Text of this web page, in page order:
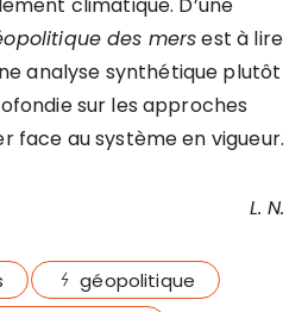
des mersest à lire
analyse synthétique plutôt
sur les approches
face au système en vigueur.
L. N.
géopolitique